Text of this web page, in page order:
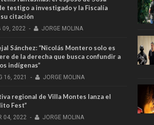
testigo a investigado y la Fiscalía
citación
09, 2022 - JORGE MOLINA
Sánchez: “Nicolás Montero solo es
de la derecha que busca confundir a
indígenas”
16, 2021 - JORGE MOLINA
regional de Villa Montes lanza el
Fest”
04, 2022 - JORGE MOLINA